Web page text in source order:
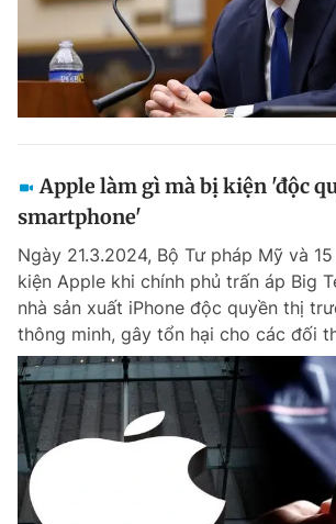
Sản phẩm khác
Tiện ích Bạn cần
Đọc Thanh Niên trên điện thoại
Theo dõi báo trên
Hotline Liên hệ
Apple làm gì mà bị kiện 'độc
smartphone'
Ngày 21.3.2024, Bộ Tư pháp Mỹ và
kiện Apple khi chính phủ trấn áp Big
nhà sản xuất iPhone độc quyền thị
thông minh, gây tổn hại cho các đối